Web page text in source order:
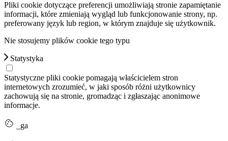
Pliki cookie dotyczące preferencji umożliwiają stronie zapamiętanie
informacji, które zmieniają wygląd lub funkcjonowanie strony, np.
preferowany język lub region, w którym znajduje się użytkownik.
Nie stosujemy plików cookie tego typu
Statystyka
Statystyczne pliki cookie pomagają właścicielem stron
internetowych zrozumieć, w jaki sposób różni użytkownicy
zachowują się na stronie, gromadząc i zgłaszając anonimowe
informacje.
_ga